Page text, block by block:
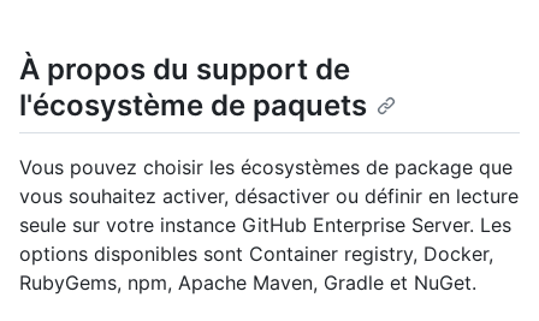
À propos du support de
l'écosystème de paquets
Vous pouvez choisir les écosystèmes de package que
vous souhaitez activer, désactiver ou définir en lecture
seule sur votre instance GitHub Enterprise Server. Les
options disponibles sont Container registry, Docker,
RubyGems, npm, Apache Maven, Gradle et NuGet.